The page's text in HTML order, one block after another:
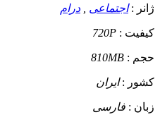
ژانر :اجتماعی , درام
کیفیت : 720P
حجم : 810MB
کشور :ایران
زبان : فارسی